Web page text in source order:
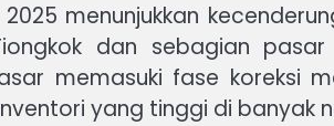
menunjukkan
dan sebagian
memasuki fase koreksi
yang tinggi di banyak